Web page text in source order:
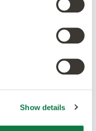
Show details